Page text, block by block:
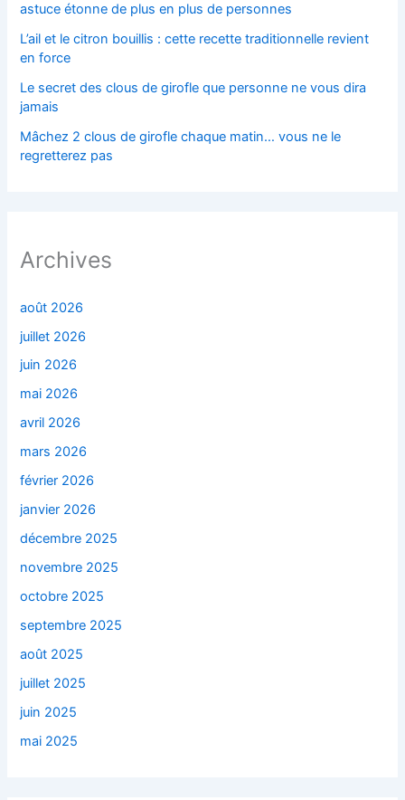
astuce étonne de plus en plus de personnes
L’ail et le citron bouillis : cette recette traditionnelle revient
en force
Le secret des clous de girofle que personne ne vous dira
jamais
Mâchez 2 clous de girofle chaque matin… vous ne le
regretterez pas
Archives
août 2026
juillet 2026
juin 2026
mai 2026
avril 2026
mars 2026
février 2026
janvier 2026
décembre 2025
novembre 2025
octobre 2025
septembre 2025
août 2025
juillet 2025
juin 2025
mai 2025